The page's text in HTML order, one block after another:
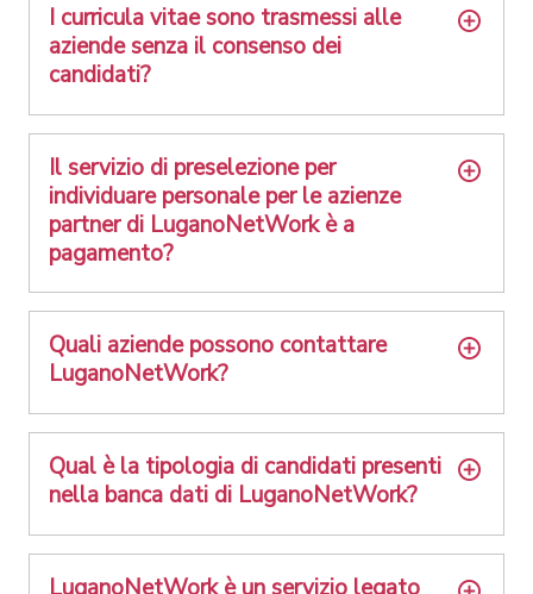
I curricula vitae sono trasmessi alle
aziende senza il consenso dei
candidati?
Il servizio di preselezione per
individuare personale per le azienze
partner di LuganoNetWork è a
pagamento?
Quali aziende possono contattare
LuganoNetWork?
Qual è la tipologia di candidati presenti
nella banca dati di LuganoNetWork?
LuganoNetWork è un servizio legato